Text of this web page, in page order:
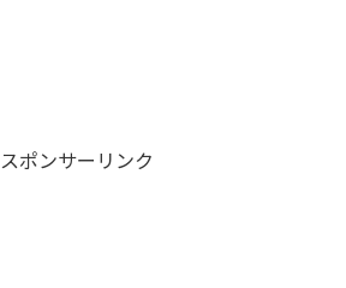
スポンサーリンク